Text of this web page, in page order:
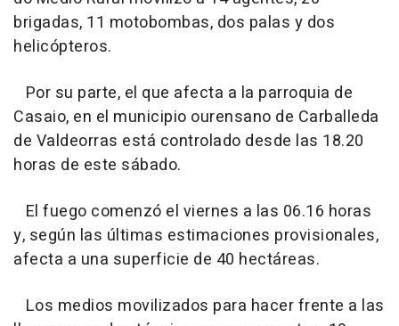
brigadas, 11 motobombas, dos palas y dos
helicópteros.
Por su parte, el que afecta a la parroquia de
Casaio, en el municipio ourensano de Carballeda
de Valdeorras está controlado desde las 18.20
horas de este sábado.
El fuego comenzó el viernes a las 06.16 horas
y, según las últimas estimaciones provisionales,
afecta a una superficie de 40 hectáreas.
Los medios movilizados para hacer frente a las